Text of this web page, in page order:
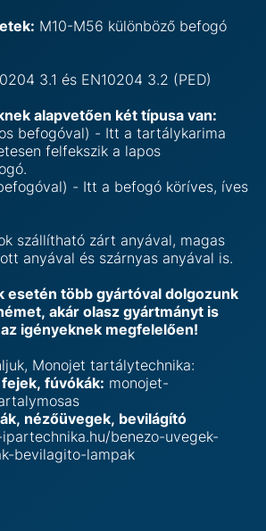
M10-M56 különböző befogó
3.1 és EN10204 3.2 (PED)
alapvetően két típusa van:
befogóval) - Itt a tartálykarima
felfekszik a lapos
- Itt a befogó köríves, íves
szállítható zárt anyával, magas
anyával és szárnyas anyával is.
esetén több gyártóval dolgozunk
akár olasz gyártmányt is
igényeknek megfelelően!
Monojet tartálytechnika:
fúvókák: monojet-
nézőüvegek, bevilágító
benezo-uvegek-
bevilagito-lampak